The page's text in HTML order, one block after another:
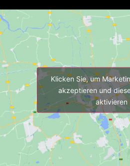
Klicken Sie, um
akzeptieren und
aktivieren